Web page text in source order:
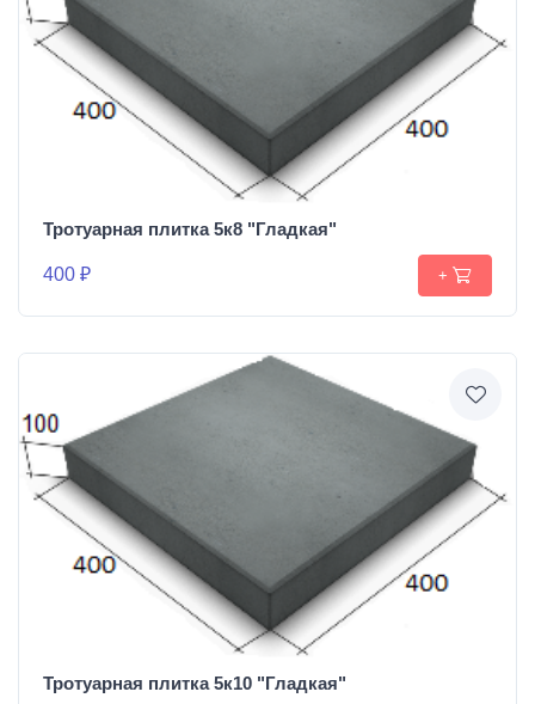
Тротуарная плитка 5к8 "Гладкая"
400 ₽ +
Тротуарная плитка 5к10 "Гладкая"